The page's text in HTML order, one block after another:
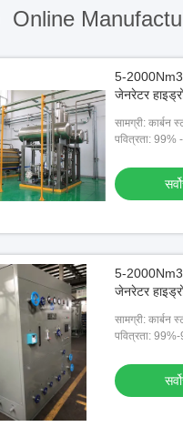
Online
5-
जेनरेटर
सामग्री: कार्बन
पवित्रता:
5-
जेनरेटर
सामग्री: कार्बन
पवित्रता: